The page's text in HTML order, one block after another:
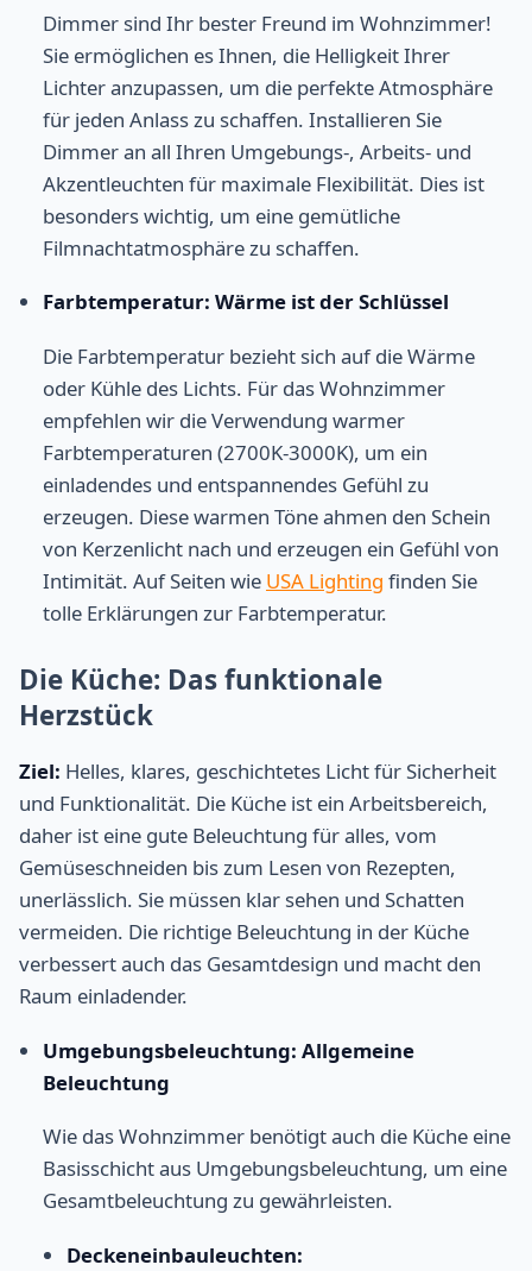
Dimmer sind Ihr bester Freund im Wohnzimmer!
Sie ermöglichen es Ihnen, die Helligkeit Ihrer
Lichter anzupassen, um die perfekte Atmosphäre
für jeden Anlass zu schaffen. Installieren Sie
Dimmer an all Ihren Umgebungs-, Arbeits- und
Akzentleuchten für maximale Flexibilität. Dies ist
besonders wichtig, um eine gemütliche
Filmnachtatmosphäre zu schaffen.
Farbtemperatur: Wärme ist der Schlüssel
Die Farbtemperatur bezieht sich auf die Wärme
oder Kühle des Lichts. Für das Wohnzimmer
empfehlen wir die Verwendung warmer
Farbtemperaturen (2700K-3000K), um ein
einladendes und entspannendes Gefühl zu
erzeugen. Diese warmen Töne ahmen den Schein
von Kerzenlicht nach und erzeugen ein Gefühl von
Intimität. Auf Seiten wie USA Lighting finden Sie
tolle Erklärungen zur Farbtemperatur.
Die Küche: Das funktionale
Herzstück
Ziel: Helles, klares, geschichtetes Licht für Sicherheit
und Funktionalität. Die Küche ist ein Arbeitsbereich,
daher ist eine gute Beleuchtung für alles, vom
Gemüseschneiden bis zum Lesen von Rezepten,
unerlässlich. Sie müssen klar sehen und Schatten
vermeiden. Die richtige Beleuchtung in der Küche
verbessert auch das Gesamtdesign und macht den
Raum einladender.
Umgebungsbeleuchtung: Allgemeine
Beleuchtung
Wie das Wohnzimmer benötigt auch die Küche eine
Basisschicht aus Umgebungsbeleuchtung, um eine
Gesamtbeleuchtung zu gewährleisten.
Deckeneinbauleuchten: